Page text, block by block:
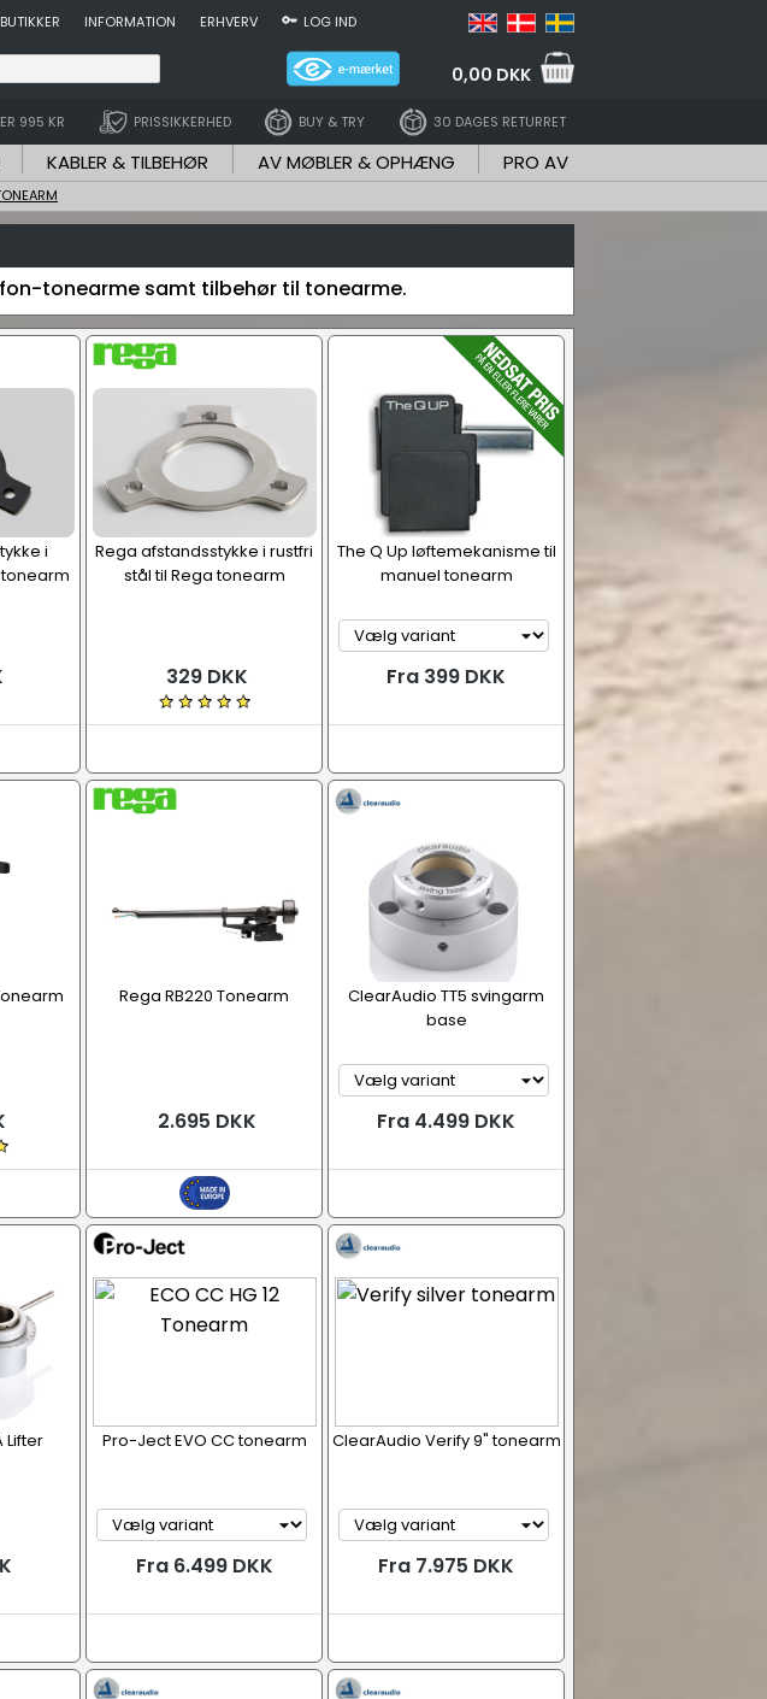
BUTIKKER INFORMATION ERHVERV LOG IND
0,00 DKK
995 KR PRISSIKKERHED BUY & TRY 30 DAGES RETURRET
KABLER & TILBEHØR AV MØBLER & OPHÆNG PRO AV
tonearme samt tilbehør til tonearme.
i
Rega afstandsstykke i rustfri
stål til Rega tonearm
329 DKK
The Q Up løftemekanisme til
manuel tonearm
Fra 399 DKK
Rega RB220 Tonearm
2.695 DKK
ClearAudio TT5 svingarm
base
Fra 4.499 DKK
Lifter Pro-Ject EVO CC tonearm
Fra 6.499 DKK
ClearAudio Verify 9" tonearm
Fra 7.975 DKK